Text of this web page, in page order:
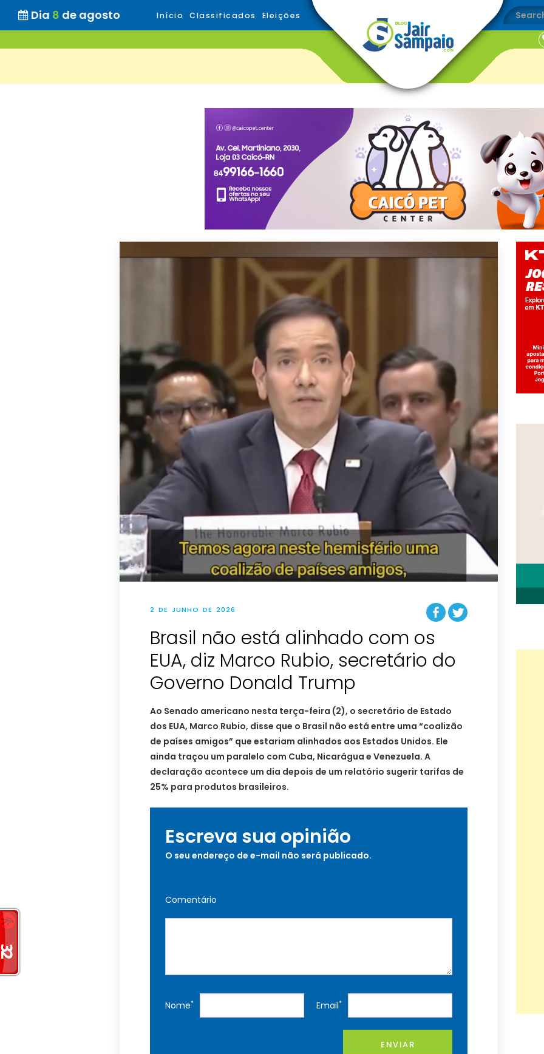
Dia 8 de agosto Início Classificados Eleições
2 DE JUNHO DE 2026
Brasil não está alinhado com os
EUA, diz Marco Rubio, secretário do
Governo Donald Trump
Ao Senado americano nesta terça-feira (2), o secretário de Estado
dos EUA, Marco Rubio, disse que o Brasil não está entre uma “coalizão
de países amigos” que estariam alinhados aos Estados Unidos. Ele
ainda traçou um paralelo com Cuba, Nicarágua e Venezuela. A
declaração acontece um dia depois de um relatório sugerir tarifas de
25% para produtos brasileiros.
Escreva sua opinião
O seu endereço de e-mail não será publicado.
Comentário
Nome* Email*
ENVIAR